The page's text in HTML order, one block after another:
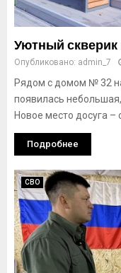
Уютный скверик
Опубликовано: admin_7
Рядом с домом № 32
появилась
Новое место досуга –
Подробнее
СВО